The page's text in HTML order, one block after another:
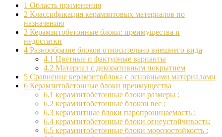
1 Область применения
2 Классификация керамзитовых материалов по
назначению
3 Керамзитобетонные блоки: преимущества и
недостатки
4 Разнообразие блоков относительно внешнего вида
4.1 Цветные и фактурные варианты
4.2 Материал с декоративным покрытием
5 Сравнение керамзитоблока с основными материалами
6 Керамзитобетонные блоки преимущества
6.1 керамзитобетонные блоки размеры :
6.2 керамзитобетонные блокои вес :
6.3 керамзитные блоки паропроницаемость :
6.4 керамзитобетонные блоки огнеустойчивость:
6.5 керамзитобетонные блоки морозостойкость :